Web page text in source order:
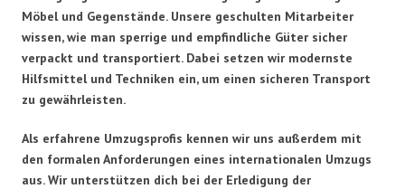
Möbel und Gegenstände. Unsere geschulten Mitarbeiter
wissen, wie man sperrige und empfindliche Güter sicher
verpackt und transportiert. Dabei setzen wir modernste
Hilfsmittel und Techniken ein, um einen sicheren Transport
zu gewährleisten.
Als erfahrene Umzugsprofis kennen wir uns außerdem mit
den formalen Anforderungen eines internationalen Umzugs
aus. Wir unterstützen dich bei der Erledigung der